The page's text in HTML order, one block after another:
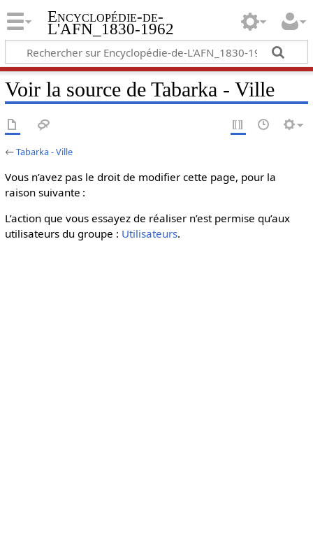
Encyclopédie-de-
L'AFN_1830-1962
Voir la source de Tabarka - Ville
←Tabarka - Ville
Vous n’avez pas le droit de modifier cette page, pour la
raison suivante :
L’action que vous essayez de réaliser n’est permise qu’aux
utilisateurs du groupe : Utilisateurs.